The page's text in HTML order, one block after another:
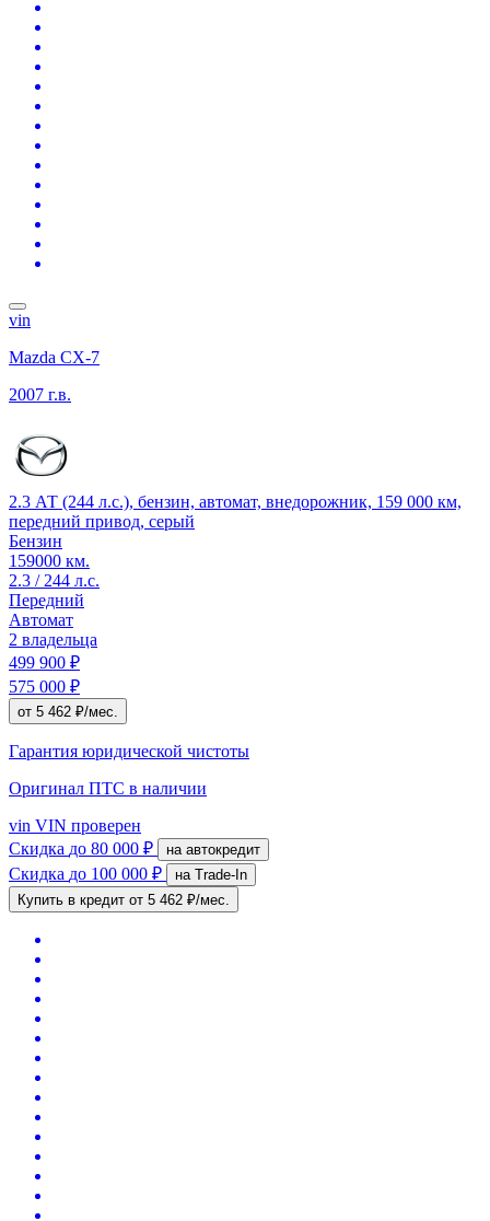
vin
Mazda CX-7
2007 г.в.
2.3 АТ (244 л.с.), бензин, автомат, внедорожник, 159 000 км,
передний привод, серый
Бензин
159000 км.
2.3 / 244 л.с.
Передний
Автомат
2 владельца
499 900 ₽
575 000 ₽
от 5 462 ₽/мес.
Гарантия юридической чистоты
Оригинал ПТС в наличии
vin VIN проверен
Скидка до 80 000 ₽ на автокредит
Скидка до 100 000 ₽
на Trade-In
Купить в кредит от 5 462 ₽/мес.